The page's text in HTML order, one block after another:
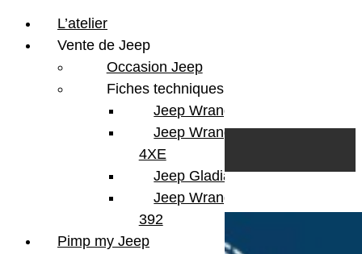
L’atelier
Vente de Jeep
Occasion Jeep
Fiches techniques
Jeep Wrangler JL
Jeep Wrangler
4XE
Jeep Gladiator
Jeep Wrangler V8
392
Pimp my Jeep